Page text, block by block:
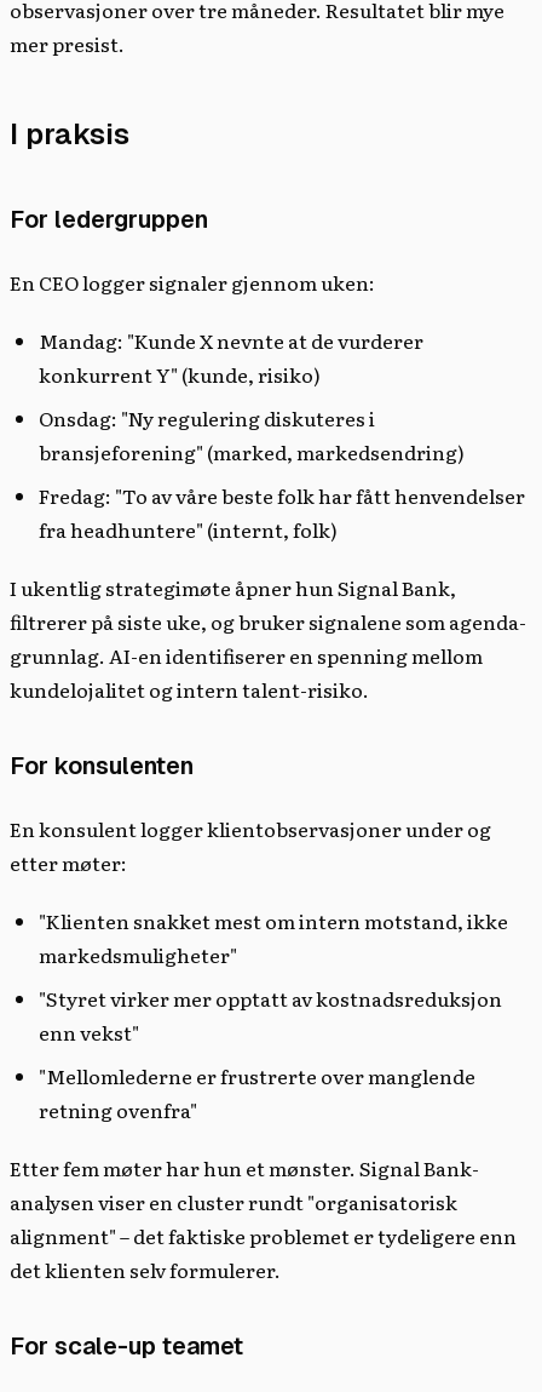
observasjoner over tre måneder. Resultatet blir mye
mer presist.
I praksis
For ledergruppen
En CEO logger signaler gjennom uken:
Mandag: "Kunde X nevnte at de vurderer
konkurrent Y" (kunde, risiko)
Onsdag: "Ny regulering diskuteres i
bransjeforening" (marked, markedsendring)
Fredag: "To av våre beste folk har fått henvendelser
fra headhuntere" (internt, folk)
I ukentlig strategimøte åpner hun Signal Bank,
filtrerer på siste uke, og bruker signalene som agenda-
grunnlag. AI-en identifiserer en spenning mellom
kundelojalitet og intern talent-risiko.
For konsulenten
En konsulent logger klientobservasjoner under og
etter møter:
"Klienten snakket mest om intern motstand, ikke
markedsmuligheter"
"Styret virker mer opptatt av kostnadsreduksjon
enn vekst"
"Mellomlederne er frustrerte over manglende
retning ovenfra"
Etter fem møter har hun et mønster. Signal Bank-
analysen viser en cluster rundt "organisatorisk
alignment" – det faktiske problemet er tydeligere enn
det klienten selv formulerer.
For scale-up teamet